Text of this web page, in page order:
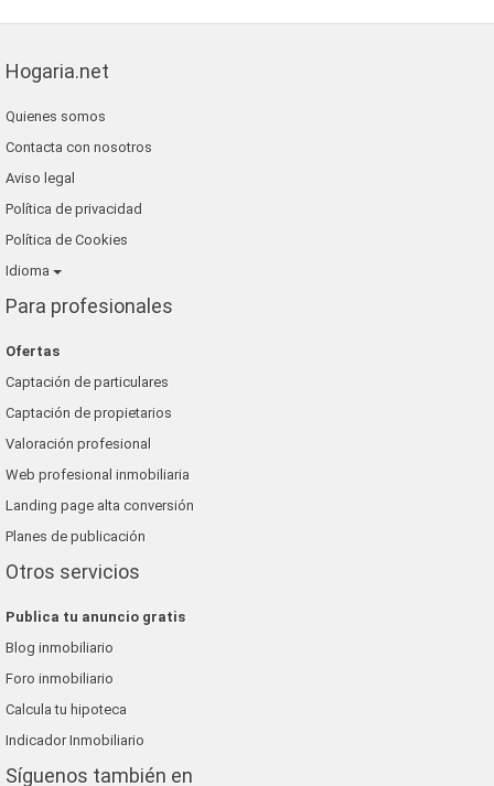
Hogaria.net
Quienes somos
Contacta con nosotros
Aviso legal
Política de privacidad
Política de Cookies
Idioma
Para profesionales
Ofertas
Captación de particulares
Captación de propietarios
Valoración profesional
Web profesional inmobiliaria
Landing page alta conversión
Planes de publicación
Otros servicios
Publica tu anuncio gratis
Blog inmobiliario
Foro inmobiliario
Calcula tu hipoteca
Indicador Inmobiliario
Síguenos también en